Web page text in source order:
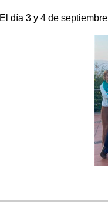
El día 3 y 4 de